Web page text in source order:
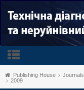
Publishing House Journals
2009